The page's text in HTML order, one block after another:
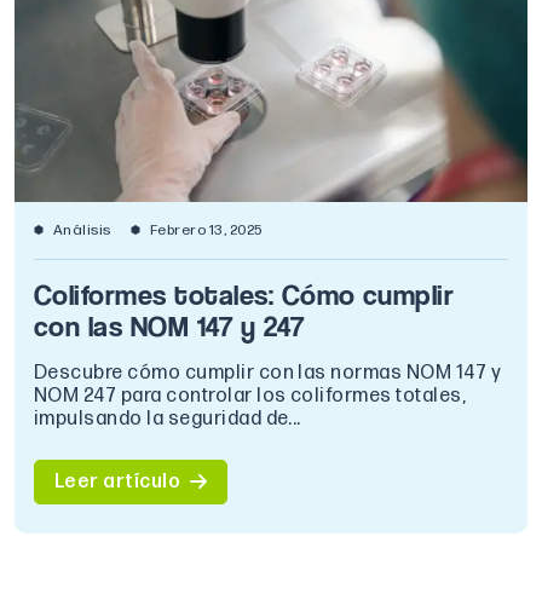
Análisis Febrero 13, 2025
Coliformes totales: Cómo cumplir
con las NOM 147 y 247
Descubre cómo cumplir con las normas NOM 147 y
NOM 247 para controlar los coliformes totales,
impulsando la seguridad de...
Leer artículo